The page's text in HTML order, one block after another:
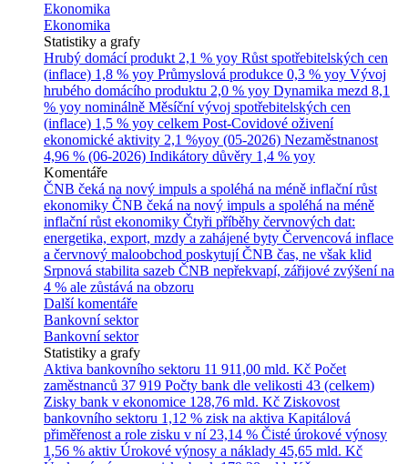
Ekonomika
Ekonomika
Statistiky a grafy
Hrubý domácí produkt 2,1 % yoy Růst spotřebitelských cen
(inflace) 1,8 % yoy Průmyslová produkce 0,3 % yoy Vývoj
hrubého domácího produktu 2,0 % yoy Dynamika mezd 8,1
% yoy nominálně Měsíční vývoj spotřebitelských cen
(inflace) 1,5 % yoy celkem Post-Covidové oživení
ekonomické aktivity 2,1 %yoy (05-2026) Nezaměstnanost
4,96 % (06-2026) Indikátory důvěry 1,4 % yoy
Komentáře
ČNB čeká na nový impuls a spoléhá na méně inflační růst
ekonomiky ČNB čeká na nový impuls a spoléhá na méně
inflační růst ekonomiky Čtyři příběhy červnových dat:
energetika, export, mzdy a zahájené byty Červencová inflace
a červnový maloobchod poskytují ČNB čas, ne však klid
Srpnová stabilita sazeb ČNB nepřekvapí, zářijové zvýšení na
4 % ale zůstává na obzoru
Další komentáře
Bankovní sektor
Bankovní sektor
Statistiky a grafy
Aktiva bankovního sektoru 11 911,00 mld. Kč Počet
zaměstnanců 37 919 Počty bank dle velikosti 43 (celkem)
Zisky bank v ekonomice 128,76 mld. Kč Ziskovost
bankovního sektoru 1,12 % zisk na aktiva Kapitálová
přiměřenost a role zisku v ní 23,14 % Čisté úrokové výnosy
1,56 % aktiv Úrokové výnosy a náklady 45,65 mld. Kč